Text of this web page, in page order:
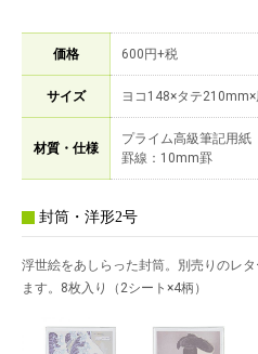
価格 600円+税
サイズ ヨコ148×タテ
材質・仕様
プライム高級筆記用紙
罫線：10mm罫
封筒・洋形2号
浮世絵をあしらった封筒。別売りのレ
ます。8枚入り（2シート×4柄）